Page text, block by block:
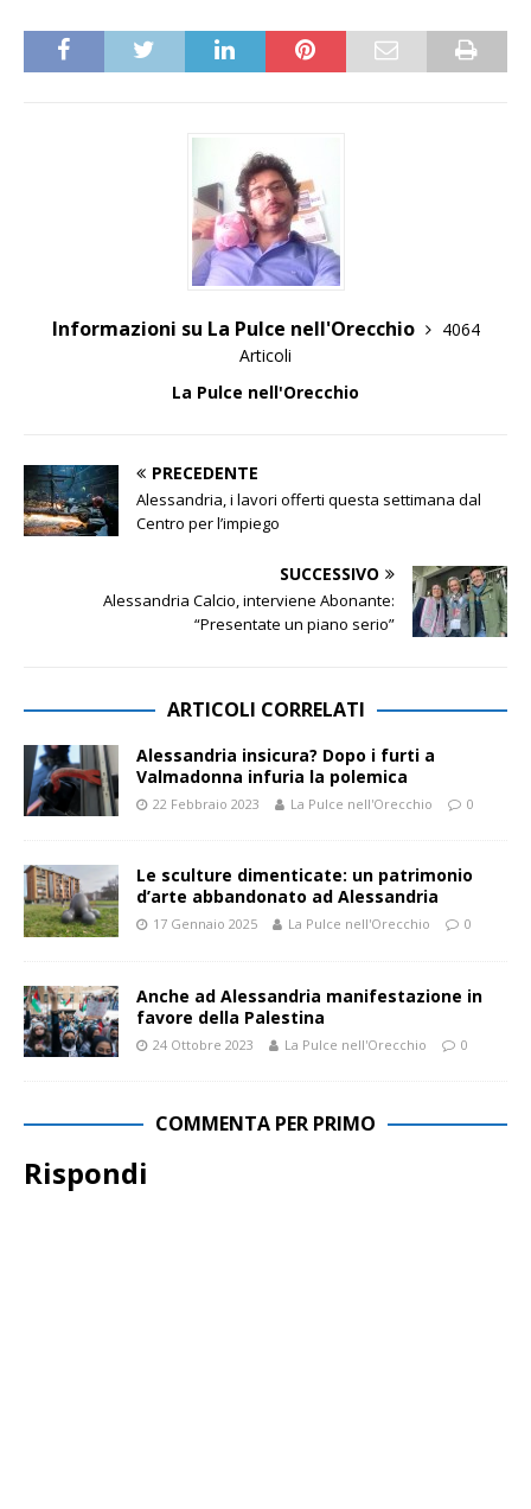
Informazioni su La Pulce nell'Orecchio
4064
Articoli
La Pulce nell'Orecchio
PRECEDENTE
Alessandria, i lavori offerti questa settimana dal
Centro per l’impiego
SUCCESSIVO
Alessandria Calcio, interviene Abonante:
“Presentate un piano serio”
ARTICOLI CORRELATI
Alessandria insicura? Dopo i furti a
Valmadonna infuria la polemica
22 Febbraio 2023 La Pulce nell'Orecchio 0
Le sculture dimenticate: un patrimonio
d’arte abbandonato ad Alessandria
17 Gennaio 2025 La Pulce nell'Orecchio 0
Anche ad Alessandria manifestazione in
favore della Palestina
24 Ottobre 2023 La Pulce nell'Orecchio 0
COMMENTA PER PRIMO
Rispondi